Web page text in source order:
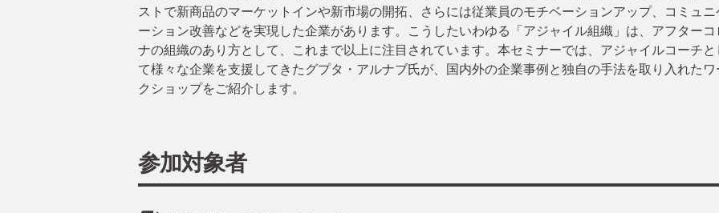
ストで新商品のマーケットインや新市場の開拓、さらには従業員のモチベーションアップ、コミュニ
ーション改善などを実現した企業があります。こうしたいわゆる「アジャイル組織」は、アフターコ
ナの組織のあり方として、これまで以上に注目されています。本セミナーでは、アジャイルコーチと
て様々な企業を支援してきたグプタ・アルナブ氏が、国内外の企業事例と独自の手法を取り入れたワ
クショップをご紹介します。
参加対象者